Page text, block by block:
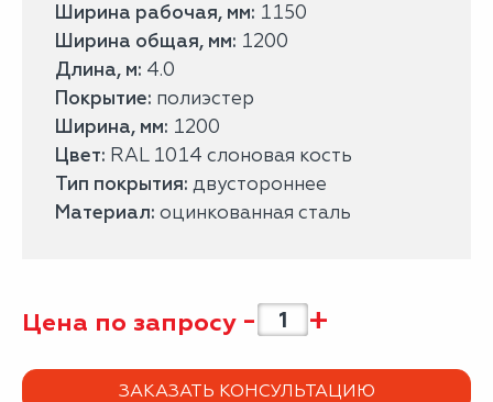
Ширина рабочая, мм: 1150
Ширина общая, мм: 1200
Длина, м: 4.0
Покрытие: полиэстер
Ширина, мм: 1200
Цвет: RAL 1014 слоновая кость
Тип покрытия: двустороннее
Материал: оцинкованная сталь
Цена по запросу - +
ЗАКАЗАТЬ КОНСУЛЬТАЦИЮ